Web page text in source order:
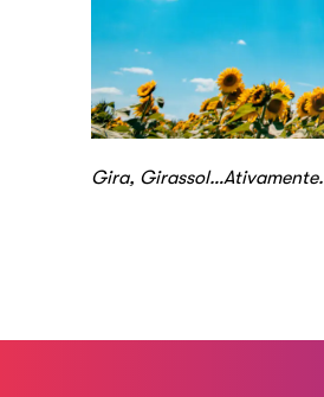
Gira, Girassol…Ativamente.